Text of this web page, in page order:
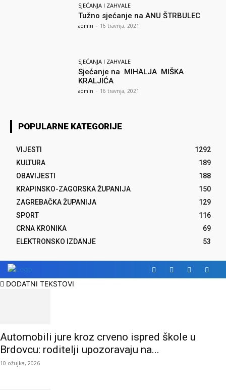
SJEĆANJA I ZAHVALE
Tužno sjećanje na ANU ŠTRBULEC
admin - 16 travnja, 2021
SJEĆANJA I ZAHVALE
Sjećanje na MIHALJA MIŠKA
KRALJIĆA
admin - 16 travnja, 2021
POPULARNE KATEGORIJE
VIJESTI
1292
KULTURA
189
OBAVIJESTI
188
KRAPINSKO-ZAGORSKA ŽUPANIJA
150
ZAGREBAČKA ŽUPANIJA
129
SPORT
116
CRNA KRONIKA
69
ELEKTRONSKO IZDANJE
53
DODATNI TEKSTOVI
Automobili jure kroz crveno ispred škole u
Brdovcu: roditelji upozoravaju na...
10 ožujka, 2026